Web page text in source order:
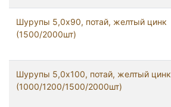
Шурупы 5,0x90, потай, желтый цинк
(1500/2000шт)
Шурупы 5,0х100, потай, желтый цинк
(1000/1200/1500/2000шт)